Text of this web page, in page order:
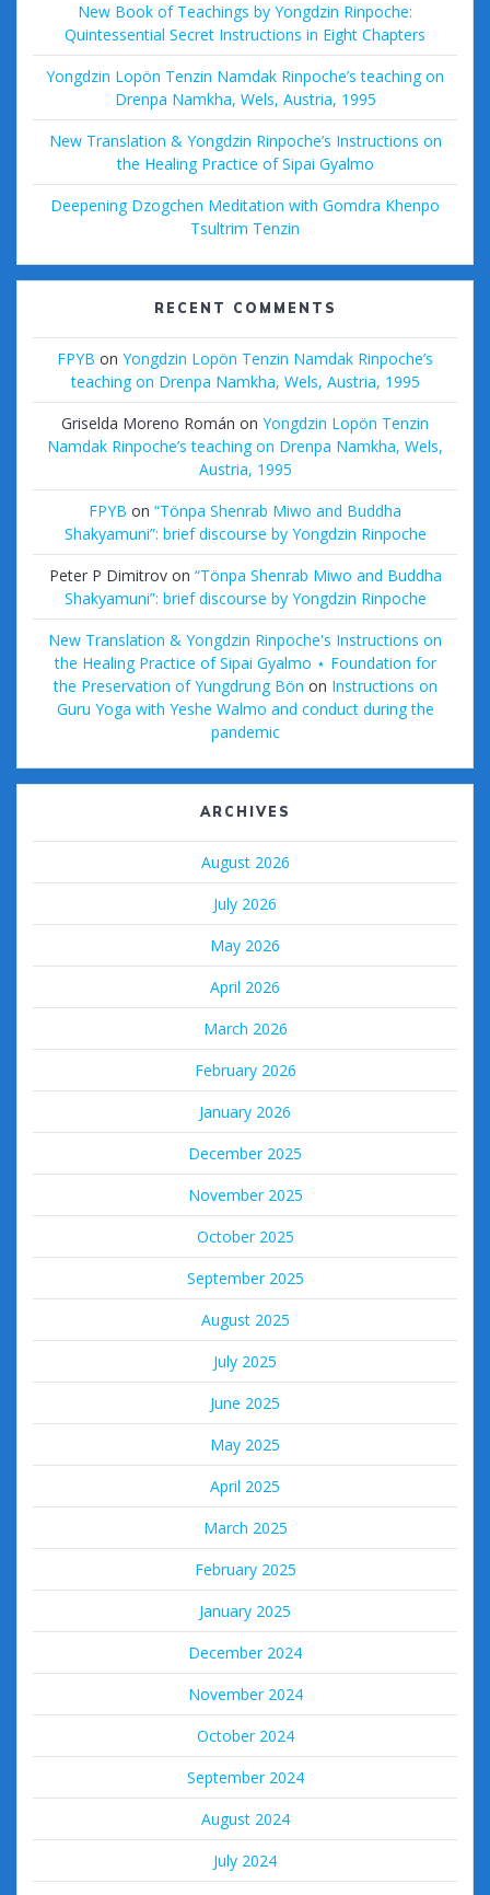
New Book of Teachings by Yongdzin Rinpoche:
Quintessential Secret Instructions in Eight Chapters
Yongdzin Lopön Tenzin Namdak Rinpoche’s teaching on
Drenpa Namkha, Wels, Austria, 1995
New Translation & Yongdzin Rinpoche’s Instructions on
the Healing Practice of Sipai Gyalmo
Deepening Dzogchen Meditation with Gomdra Khenpo
Tsultrim Tenzin
RECENT COMMENTS
FPYB on Yongdzin Lopön Tenzin Namdak Rinpoche’s
teaching on Drenpa Namkha, Wels, Austria, 1995
Griselda Moreno Román on Yongdzin Lopön Tenzin
Namdak Rinpoche’s teaching on Drenpa Namkha, Wels,
Austria, 1995
FPYB on “Tönpa Shenrab Miwo and Buddha
Shakyamuni”: brief discourse by Yongdzin Rinpoche
Peter P Dimitrovon “Tönpa Shenrab Miwo and Buddha
Shakyamuni”: brief discourse by Yongdzin Rinpoche
New Translation & Yongdzin Rinpoche's Instructions on
the Healing Practice of Sipai Gyalmo ⋆ Foundation for
the Preservation of Yungdrung Bön on Instructions on
Guru Yoga with Yeshe Walmo and conduct during the
pandemic
ARCHIVES
August 2026
July 2026
May 2026
April 2026
March 2026
February 2026
January 2026
December 2025
November 2025
October 2025
September 2025
August 2025
July 2025
June 2025
May 2025
April 2025
March 2025
February 2025
January 2025
December 2024
November 2024
October 2024
September 2024
August 2024
July 2024